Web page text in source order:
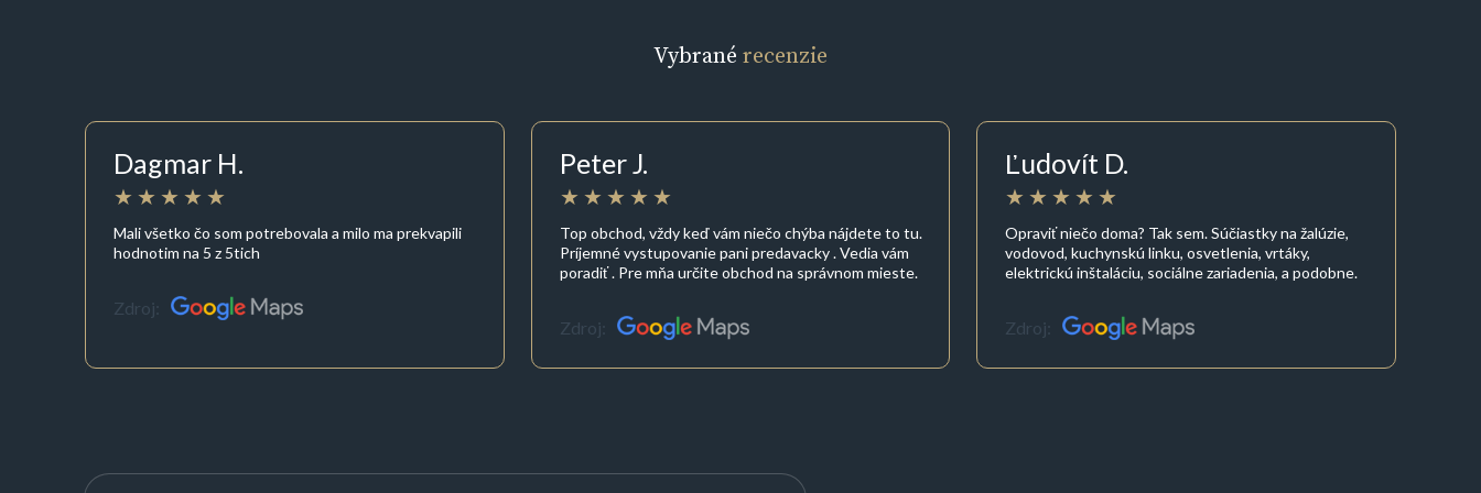
Vybrané recenzie
Dagmar H.
Mali všetko čo som potrebovala a milo ma prekvapili
hodnotim na 5 z 5tich
Zdroj:
Peter J.
Top obchod, vždy keď vám niečo chýba nájdete to tu.
Príjemné vystupovanie pani predavacky . Vedia vám
poradiť . Pre mňa určite obchod na správnom mieste.
Zdroj:
Ľudovít D.
Opraviť niečo doma? Tak sem. Súčiastky na žalúzie,
vodovod, kuchynskú linku, osvetlenia, vrtáky,
elektrickú inštaláciu, sociálne zariadenia, a podobne.
Zdroj: